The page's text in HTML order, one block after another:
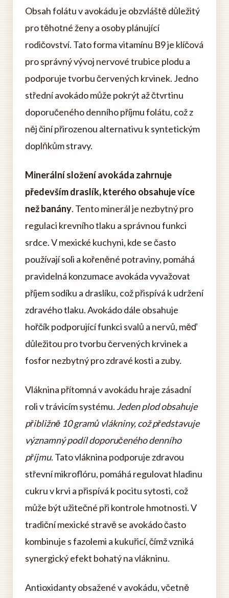
Obsah folátu v avokádu je obzvláště důležitý
pro těhotné ženy a osoby plánující
rodičovství. Tato forma vitamínu B9 je klíčová
pro správný vývoj nervové trubice plodu a
podporuje tvorbu červených krvinek. Jedno
střední avokádo může pokrýt až čtvrtinu
doporučeného denního příjmu folátu, což z
něj činí přirozenou alternativu k syntetickým
doplňkům stravy.
Minerální složení avokáda zahrnuje
především draslík, kterého obsahuje více
než banány. Tento minerál je nezbytný pro
regulaci krevního tlaku a správnou funkci
srdce. V mexické kuchyni, kde se často
používají soli a kořeněné potraviny, pomáhá
pravidelná konzumace avokáda vyvažovat
příjem sodíku a draslíku, což přispívá k udržení
zdravého tlaku. Avokádo dále obsahuje
hořčík podporující funkci svalů a nervů, měď
důležitou pro tvorbu červených krvinek a
fosfor nezbytný pro zdravé kosti a zuby.
Vláknina přítomná v avokádu hraje zásadní
roli v trávicím systému. Jeden plod obsahuje
přibližně 10 gramů vlákniny, což představuje
významný podíl doporučeného denního
příjmu. Tato vláknina podporuje zdravou
střevní mikroflóru, pomáhá regulovat hladinu
cukru v krvi a přispívá k pocitu sytosti, což
může být užitečné při kontrole hmotnosti. V
tradiční mexické stravě se avokádo často
kombinuje s fazolemi a kukuřicí, čímž vzniká
synergický efekt bohatý na vlákninu.
Antioxidanty obsažené v avokádu, včetně